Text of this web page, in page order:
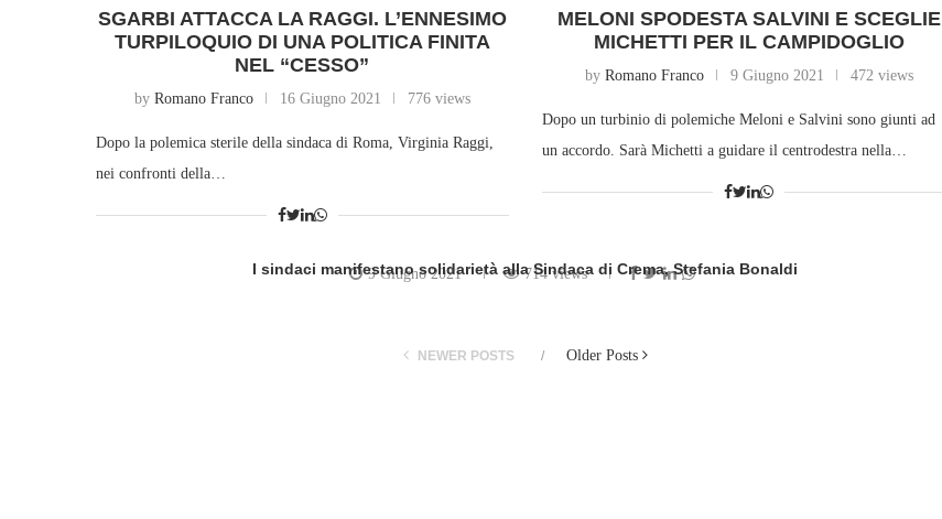
SGARBI ATTACCA LA RAGGI. L’ENNESIMO
TURPILOQUIO DI UNA POLITICA FINITA
NEL “CESSO”
by Romano Franco 16 Giugno 2021 776 views
Dopo la polemica sterile della sindaca di Roma, Virginia Raggi,
nei confronti della…
MELONI SPODESTA SALVINI E SCEGLIE
MICHETTI PER IL CAMPIDOGLIO
by Romano Franco 9 Giugno 2021 472 views
Dopo un turbinio di polemiche Meloni e Salvini sono giunti ad
un accordo. Sarà Michetti a guidare il centrodestra nella…
I sindaci manifestano solidarietà alla Sindaca di Crema, Stefania Bonaldi
9 Giugno 2021 714 views
NEWER POSTS Older Posts